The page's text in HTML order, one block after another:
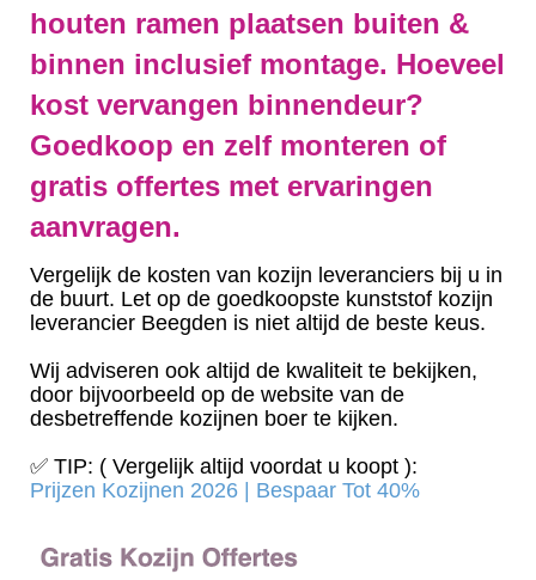
houten ramen plaatsen buiten &
binnen inclusief montage. Hoeveel
kost vervangen binnendeur?
Goedkoop en zelf monteren of
gratis offertes met ervaringen
aanvragen.
Vergelijk de kosten van kozijn leveranciers bij u in
de buurt. Let op de goedkoopste kunststof kozijn
leverancier Beegden is niet altijd de beste keus.
Wij adviseren ook altijd de kwaliteit te bekijken,
door bijvoorbeeld op de website van de
desbetreffende kozijnen boer te kijken.
✅ TIP: ( Vergelijk altijd voordat u koopt ):
Prijzen Kozijnen 2026 | Bespaar Tot 40%‎